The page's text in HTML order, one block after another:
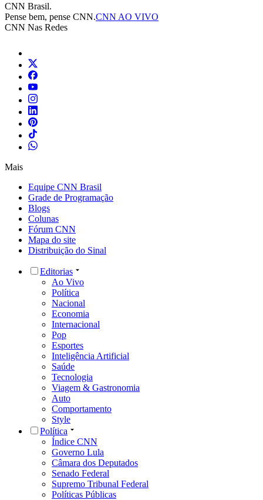
CNN Brasil.
Pense bem, pense CNN.CNN AO VIVO
CNN Nas Redes
Mais
Equipe CNN Brasil
Grade de Programação
Blogs
Colunas
Fórum CNN
Mapa do site
Distribuição do Sinal
Editorias
Ao Vivo
Política
Nacional
Economia
Internacional
Pop
Esportes
Inteligência Artificial
Saúde
Tecnologia
Viagem & Gastronomia
Auto
Comportamento
Style
Política
Índice CNN
Governo Lula
Câmara dos Deputados
Senado Federal
Supremo Tribunal Federal
Políticas Públicas